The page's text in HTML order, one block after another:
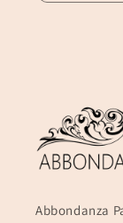
Abbondanza